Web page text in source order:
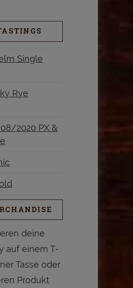
Single
Rye
2020 PX &
deine
auf einem T-
Tasse oder
Produkt